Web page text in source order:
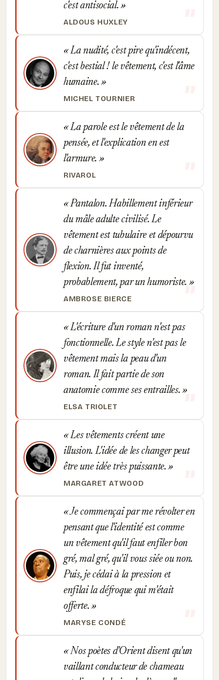
c'est antisocial.
ALDOUS HUXLEY
La nudité, c'est pire qu'indécent,
c'est bestial ! le vêtement, c'est l'âme
humaine.
MICHEL TOURNIER
La parole est le vêtement de la
pensée, et l'explication en est
l'armure.
RIVAROL
Pantalon. Habillement inférieur
du mâle adulte civilisé. Le
vêtement est tubulaire et dépourvu
de charnières aux points de
flexion. Il fut inventé,
probablement, par un humoriste.
AMBROSE BIERCE
L'écriture d'un roman n'est pas
fonctionnelle. Le style n'est pas le
vêtement mais la peau d'un
roman. Il fait partie de son
anatomie comme ses entrailles.
ELSA TRIOLET
Les vêtements créent une
illusion. L'idée de les changer peut
être une idée très puissante.
MARGARET ATWOOD
Je commençai par me révolter en
pensant que l'identité est comme
un vêtement qu'il faut enfiler bon
gré, mal gré, qu'il vous siée ou non.
Puis, je cédai à la pression et
enfilai la défroque qui m'était
offerte.
MARYSE CONDÉ
Nos poètes d'Orient disent qu'un
vaillant conducteur de chameau